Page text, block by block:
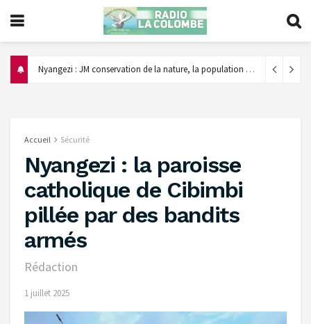
‎Nyangezi : JM conservation de la nature, la population appelée à éviter le feu de brousse et encourager le reboisement ‎
Accueil Sécurité
Nyangezi : la paroisse
catholique de Cibimbi
pillée par des bandits
armés
Rédaction
1 juillet 2025